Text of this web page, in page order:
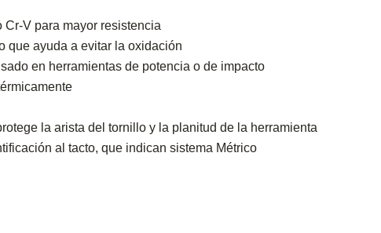
V para mayor resistencia
que ayuda a evitar la oxidación
en herramientas de potencia o de impacto
la arista del tornillo y la planitud de la herramienta
al tacto, que indican sistema Métrico